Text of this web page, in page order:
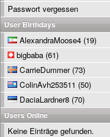
Passwort vergessen
User Birthdays
AlexandraMoose4 (19)
bigbaba (61)
CarrieDummer(73)
ColinAvh253511 (50)
DaciaLardner8 (70)
Users Online
Keine Einträge gefunden.